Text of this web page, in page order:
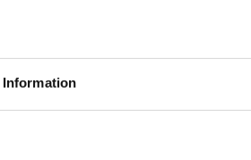
Information
Produkter